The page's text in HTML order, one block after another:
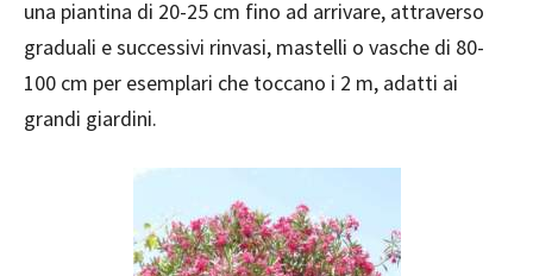
una piantina di 20-25 cm fino ad arrivare, attraverso
graduali e successivi rinvasi, mastelli o vasche di 80-
100 cm per esemplari che toccano i 2 m, adatti ai
grandi giardini.